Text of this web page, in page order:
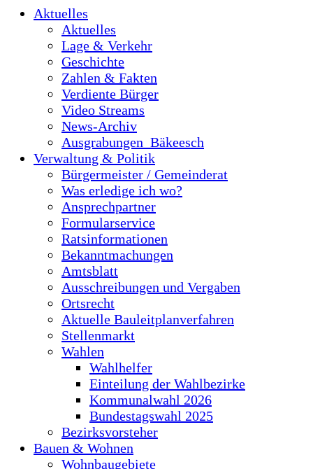
Aktuelles
Aktuelles
Lage & Verkehr
Geschichte
Zahlen & Fakten
Verdiente Bürger
Video Streams
News-Archiv
Ausgrabungen_Bäkeesch
Verwaltung & Politik
Bürgermeister / Gemeinderat
Was erledige ich wo?
Ansprechpartner
Formularservice
Ratsinformationen
Bekanntmachungen
Amtsblatt
Ausschreibungen und Vergaben
Ortsrecht
Aktuelle Bauleitplanverfahren
Stellenmarkt
Wahlen
Wahlhelfer
Einteilung der Wahlbezirke
Kommunalwahl 2026
Bundestagswahl 2025
Bezirksvorsteher
Bauen & Wohnen
Wohnbaugebiete